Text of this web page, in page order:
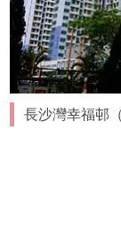
長沙灣幸福邨